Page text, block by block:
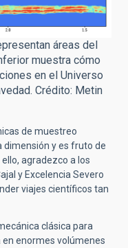
áreas del
muestra cómo
en el Universo
Crédito: Metin
de muestreo
dimensión y es fruto de
agradezco a los
y Excelencia Severo
viajes científicos tan
clásica para
enormes volúmenes